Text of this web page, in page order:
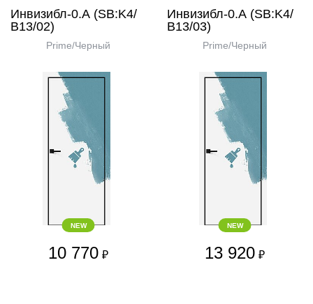
Инвизибл-0.А (SB:K4/
В13/02)
Prime/Черный
NEW
10 770 ₽
Инвизибл-0.А (SB:K4/
В13/03)
Prime/Черный
NEW
13 920 ₽